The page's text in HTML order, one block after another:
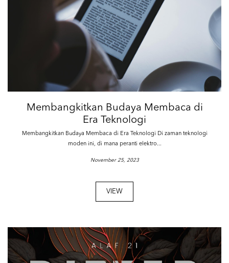
Membangkitkan Budaya Membaca di
Era Teknologi
Membangkitkan Budaya Membaca di Era Teknologi Di zaman teknologi
moden ini, di mana peranti elektro...
November 25, 2023
VIEW